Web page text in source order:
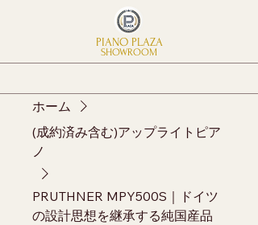
SHOWROOM
PIANO PLAZA
ホーム
(成約済み含む)アップライトピア
ノ
PRUTHNER MPY500S｜ドイツ
の設計思想を継承する純国産品